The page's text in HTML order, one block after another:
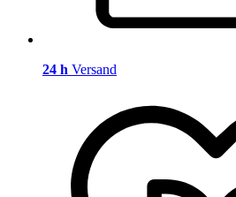
24 h Versand